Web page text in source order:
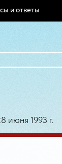
и ответы
июня 1993 г.